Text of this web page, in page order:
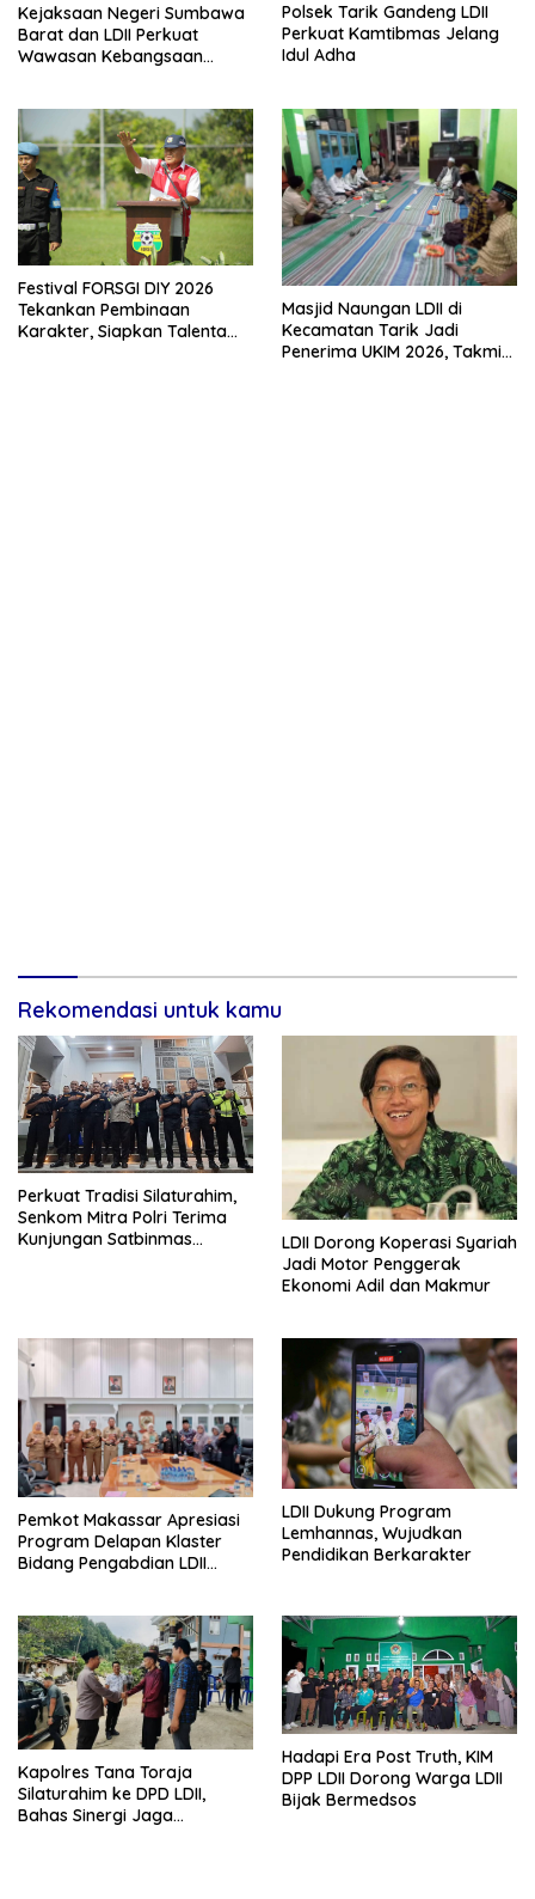
Kejaksaan Negeri Sumbawa
Barat dan LDII Perkuat
Wawasan Kebangsaan
Polsek Tarik Gandeng LDII
Perkuat Kamtibmas Jelang
Idul Adha
Festival FORSGI DIY 2026
Tekankan Pembinaan
Karakter, Siapkan Talenta
Masjid Naungan LDII di
Kecamatan Tarik Jadi
Penerima UKIM 2026, Takmir
Rekomendasi untuk kamu
Perkuat Tradisi Silaturahim,
Senkom Mitra Polri Terima
Kunjungan Satbinmas
LDII Dorong Koperasi Syariah
Jadi Motor Penggerak
Ekonomi Adil dan Makmur
Pemkot Makassar Apresiasi
Program Delapan Klaster
Bidang Pengabdian LDII
LDII Dukung Program
Lemhannas, Wujudkan
Pendidikan Berkarakter
Kapolres Tana Toraja
Silaturahim ke DPD LDII,
Bahas Sinergi Jaga
Hadapi Era Post Truth, KIM
DPP LDII Dorong Warga LDII
Bijak Bermedsos